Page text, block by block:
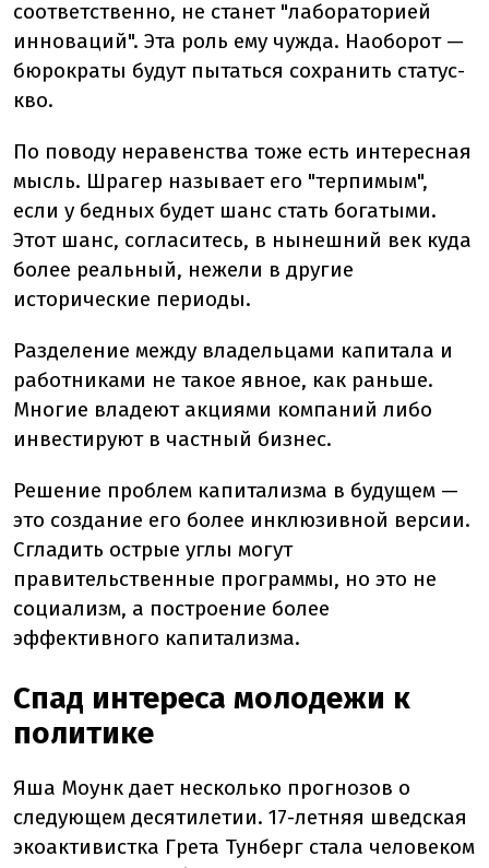
соответственно, не станет "лабораторией
инноваций". Эта роль ему чужда. Наоборот —
бюрократы будут пытаться сохранить статус-
кво.
По поводу неравенства тоже есть интересная
мысль. Шрагер называет его "терпимым",
если у бедных будет шанс стать богатыми.
Этот шанс, согласитесь, в нынешний век куда
более реальный, нежели в другие
исторические периоды.
Разделение между владельцами капитала и
работниками не такое явное, как раньше.
Многие владеют акциями компаний либо
инвестируют в частный бизнес.
Решение проблем капитализма в будущем —
это создание его более инклюзивной версии.
Сгладить острые углы могут
правительственные программы, но это не
социализм, а построение более
эффективного капитализма.
Спад интереса молодежи к
политике
Яша Моунк дает несколько прогнозов о
следующем десятилетии. 17-летняя шведская
экоактивистка Грета Тунберг стала человеком